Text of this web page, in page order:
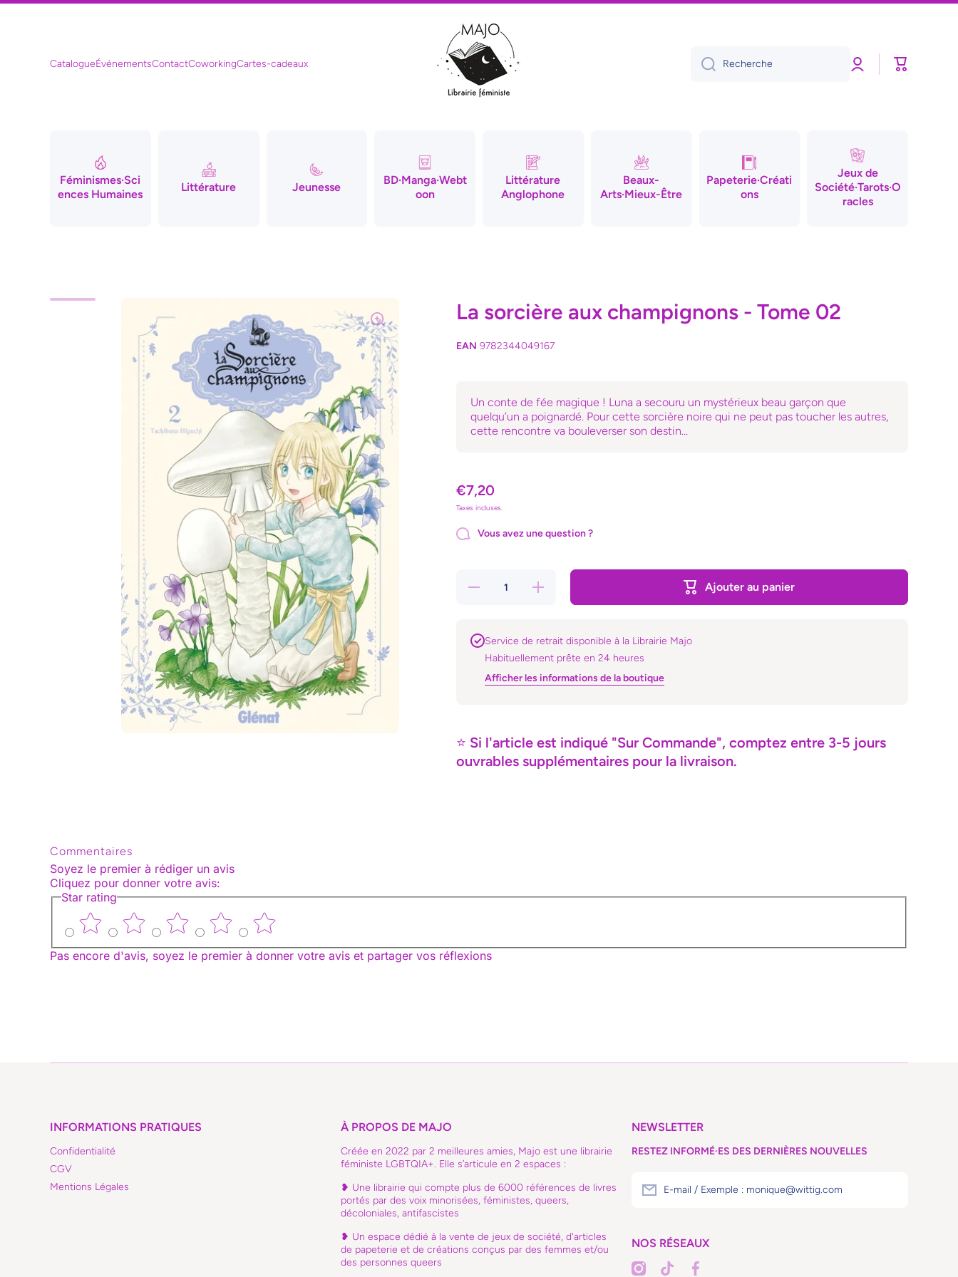
CatalogueÉvénementsContactCoworkingCartes-cadeaux Recherche ConnexionPanier
Féminismes·Sci
ences Humaines
Littérature Jeunesse
BD·Manga·Webt
oon
Littérature
Anglophone
Beaux-
Arts·Mieux-Être
Papeterie·Créati
ons
Jeux de
Société·Tarots·O
racles
La sorcière aux champignons - Tome 02
EAN 9782344049167
Un conte de fée magique ! Luna a secouru un mystérieux beau garçon que
quelqu’un a poignardé. Pour cette sorcière noire qui ne peut pas toucher les autres,
cette rencontre va bouleverser son destin…
€7,20
Taxes incluses.
Vous avez une question ?
Réduire la
- Tome 02
Augmenter la
quantité de
La sorcière
- Tome 02
Ajouter au panier
Service de retrait disponible à la Librairie Majo
Habituellement prête en 24 heures
Afficher les informations de la boutique
⭐ Si l'article est indiqué "Sur Commande", comptez entre 3-5 jours
ouvrables supplémentaires pour la livraison.
Commentaires
Soyez le premier à rédiger un avis
Cliquez pour donner votre avis:
Star rating
Pas encore d'avis, soyez le premier à donner votre avis et partager vos réflexions
INFORMATIONS PRATIQUES
Confidentialité
CGV
Mentions Légales
À PROPOS DE MAJO
Créée en 2022 par 2 meilleures amies, Majo est une librairie
féministe LGBTQIA+. Elle s’articule en 2 espaces :
❥ Une librairie qui compte plus de 6000 références de livres
portés par des voix minorisées, féministes, queers,
décoloniales, antifascistes
❥ Un espace dédié à la vente de jeux de société, d'articles
de papeterie et de créations conçus par des femmes et/ou
des personnes queers
NEWSLETTER
RESTEZ INFORMÉ·ES DES DERNIÈRES NOUVELLES
E-mail / Exemple : monique@wittig.com
NOS RÉSEAUX
instagramcom/librairiemajo/
tiktokcom/@librairiemajo
facebookcom/librairiemajo